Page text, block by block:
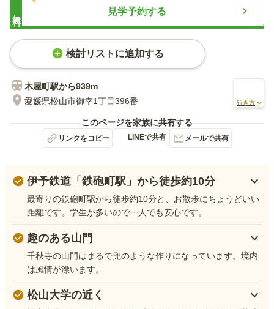
見学予約する
検討リストに追加する
木屋町駅から939m
愛媛県松山市御幸1丁目396番
行き方
このページを家族に共有する
リンクをコピー LINEで共有 メールで共有
伊予鉄道「鉄砲町駅」から徒歩約10分
最寄りの鉄砲町駅から徒歩約10分と、お散歩にちょうどいい
距離です。学生が多いので一人でも安心です。
趣のある山門
千秋寺の山門はまるで兜のような作りになっています。境内
は風情が漂います。
松山大学の近く